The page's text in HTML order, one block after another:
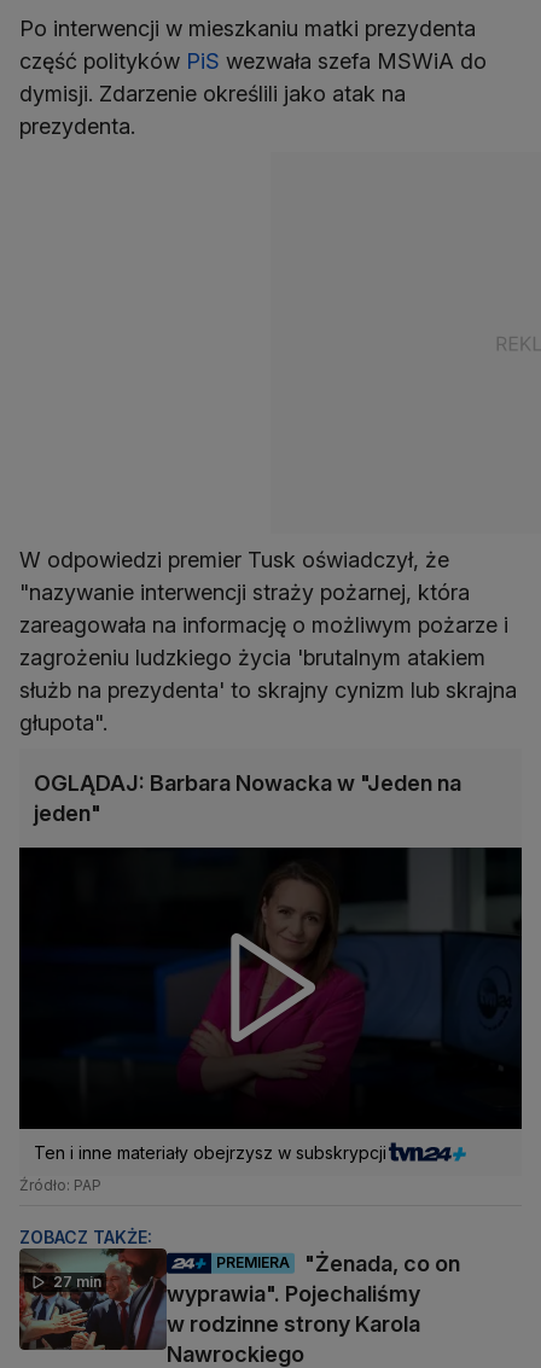
Po interwencji w mieszkaniu matki prezydenta
część polityków PiS wezwała szefa MSWiA do
dymisji. Zdarzenie określili jako atak na
prezydenta.
W odpowiedzi premier Tusk oświadczył, że
"nazywanie interwencji straży pożarnej, która
zareagowała na informację o możliwym pożarze i
zagrożeniu ludzkiego życia 'brutalnym atakiem
służb na prezydenta' to skrajny cynizm lub skrajna
głupota".
OGLĄDAJ: Barbara Nowacka w "Jeden na
jeden"
Ten i inne materiały obejrzysz w subskrypcji
Źródło: PAP
ZOBACZ TAKŻE:
27 min
PREMIERA
"Żenada, co on
wyprawia". Pojechaliśmy
w rodzinne strony Karola
Nawrockiego